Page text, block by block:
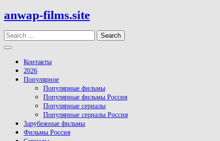
Skip
to
content
anwap-films.site
Search
Open
Button
Контакты
2026
Популярное
Популярные фильмы
Популярные фильмы Россия
Популярные сериалы
Популярные сериалы Россия
Зарубежные фильмы
Фильмы Россия